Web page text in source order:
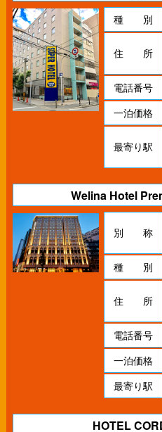
種 別
住 所
電話番号
一泊価格
最寄り駅
Welina Hotel
別 称
種 別
住 所
電話番号
一泊価格
最寄り駅
HOTEL